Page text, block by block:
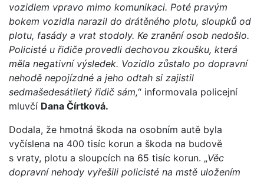
vozidlem vpravo mimo komunikaci. Poté pravým
bokem vozidla narazil do drátěného plotu, sloupků od
plotu, fasády a vrat stodoly. Ke zranění osob nedošlo.
Policisté u řidiče provedli dechovou zkoušku, která
měla negativní výsledek. Vozidlo zůstalo po dopravní
nehodě nepojízdné a jeho odtah si zajistil
sedmašedesátiletý řidič sám,“ informovala policejní
mluvčí Dana Čírtková.
Dodala, že hmotná škoda na osobním autě byla
vyčíslena na 400 tisíc korun a škoda na budově
s vraty, plotu a sloupcích na 65 tisíc korun. „Věc
dopravní nehody vyřešili policisté na mstě uložením